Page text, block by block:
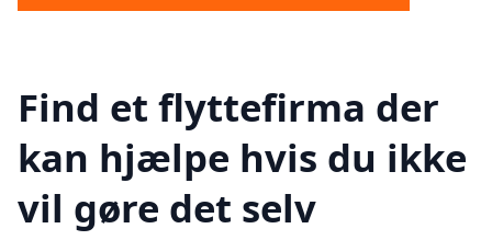
Find et flyttefirma der
kan hjælpe hvis du ikke
vil gøre det selv